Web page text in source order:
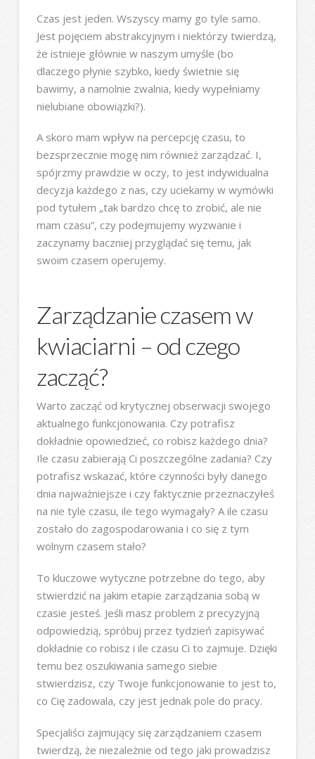
Czas jest jeden. Wszyscy mamy go tyle samo.
Jest pojęciem abstrakcyjnym i niektórzy twierdzą,
że istnieje głównie w naszym umyśle (bo
dlaczego płynie szybko, kiedy świetnie się
bawimy, a namolnie zwalnia, kiedy wypełniamy
nielubiane obowiązki?).
A skoro mam wpływ na percepcję czasu, to
bezsprzecznie mogę nim również zarządzać. I,
spójrzmy prawdzie w oczy, to jest indywidualna
decyzja każdego z nas, czy uciekamy w wymówki
pod tytułem „tak bardzo chcę to zrobić, ale nie
mam czasu”, czy podejmujemy wyzwanie i
zaczynamy baczniej przyglądać się temu, jak
swoim czasem operujemy.
Zarządzanie czasem w
kwiaciarni – od czego
zacząć?
Warto zacząć od krytycznej obserwacji swojego
aktualnego funkcjonowania. Czy potrafisz
dokładnie opowiedzieć, co robisz każdego dnia?
Ile czasu zabierają Ci poszczególne zadania? Czy
potrafisz wskazać, które czynności były danego
dnia najważniejsze i czy faktycznie przeznaczyłeś
na nie tyle czasu, ile tego wymagały? A ile czasu
zostało do zagospodarowania i co się z tym
wolnym czasem stało?
To kluczowe wytyczne potrzebne do tego, aby
stwierdzić na jakim etapie zarządzania sobą w
czasie jesteś. Jeśli masz problem z precyzyjną
odpowiedzią, spróbuj przez tydzień zapisywać
dokładnie co robisz i ile czasu Ci to zajmuje. Dzięki
temu bez oszukiwania samego siebie
stwierdzisz, czy Twoje funkcjonowanie to jest to,
co Cię zadowala, czy jest jednak pole do pracy.
Specjaliści zajmujący się zarządzaniem czasem
twierdzą, że niezależnie od tego jaki prowadzisz